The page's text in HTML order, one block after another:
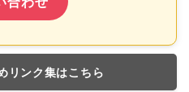
リンク集はこちら